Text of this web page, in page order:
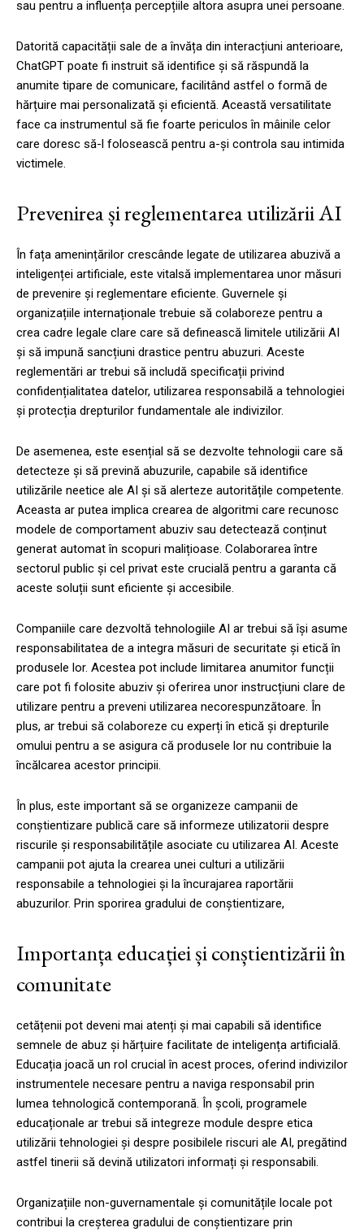
sau pentru a influența percepțiile altora asupra unei persoane.
Datorită capacității sale de a învăța din interacțiuni anterioare,
ChatGPT poate fi instruit să identifice și să răspundă la
anumite tipare de comunicare, facilitând astfel o formă de
hărțuire mai personalizată și eficientă. Această versatilitate
face ca instrumentul să fie foarte periculos în mâinile celor
care doresc să-l folosească pentru a-și controla sau intimida
victimele.
Prevenirea și reglementarea utilizării AI
În fața amenințărilor crescânde legate de utilizarea abuzivă a
inteligenței artificiale, este vitalsă implementarea unor măsuri
de prevenire și reglementare eficiente. Guvernele și
organizațiile internaționale trebuie să colaboreze pentru a
crea cadre legale clare care să definească limitele utilizării AI
și să impună sancțiuni drastice pentru abuzuri. Aceste
reglementări ar trebui să includă specificații privind
confidențialitatea datelor, utilizarea responsabilă a tehnologiei
și protecția drepturilor fundamentale ale indivizilor.
De asemenea, este esențial să se dezvolte tehnologii care să
detecteze și să prevină abuzurile, capabile să identifice
utilizările neetice ale AI și să alerteze autoritățile competente.
Aceasta ar putea implica crearea de algoritmi care recunosc
modele de comportament abuziv sau detectează conținut
generat automat în scopuri malițioase. Colaborarea între
sectorul public și cel privat este crucială pentru a garanta că
aceste soluții sunt eficiente și accesibile.
Companiile care dezvoltă tehnologiile AI ar trebui să își asume
responsabilitatea de a integra măsuri de securitate și etică în
produsele lor. Acestea pot include limitarea anumitor funcții
care pot fi folosite abuziv și oferirea unor instrucțiuni clare de
utilizare pentru a preveni utilizarea necorespunzătoare. În
plus, ar trebui să colaboreze cu experți în etică și drepturile
omului pentru a se asigura că produsele lor nu contribuie la
încălcarea acestor principii.
În plus, este important să se organizeze campanii de
conștientizare publică care să informeze utilizatorii despre
riscurile și responsabilitățile asociate cu utilizarea AI. Aceste
campanii pot ajuta la crearea unei culturi a utilizării
responsabile a tehnologiei și la încurajarea raportării
abuzurilor. Prin sporirea gradului de conștientizare,
Importanța educației și conștientizării în
comunitate
cetățenii pot deveni mai atenți și mai capabili să identifice
semnele de abuz și hărțuire facilitate de inteligența artificială.
Educația joacă un rol crucial în acest proces, oferind indivizilor
instrumentele necesare pentru a naviga responsabil prin
lumea tehnologică contemporană. În școli, programele
educaționale ar trebui să integreze module despre etica
utilizării tehnologiei și despre posibilele riscuri ale AI, pregătind
astfel tinerii să devină utilizatori informați și responsabili.
Organizațiile non-guvernamentale și comunitățile locale pot
contribui la creșterea gradului de conștientizare prin